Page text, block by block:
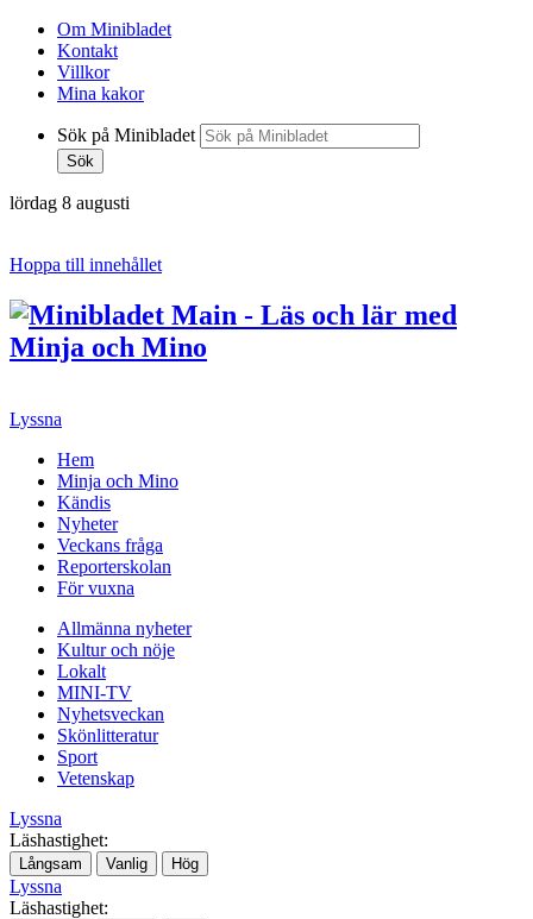
Om Minibladet
Kontakt
Villkor
Mina kakor
Sök på Minibladet
Sök
lördag 8 augusti
Hoppa till innehållet
Lyssna
Hem
Minja och Mino
Kändis
Nyheter
Veckans fråga
Reporterskolan
För vuxna
Allmänna nyheter
Kultur och nöje
Lokalt
MINI-TV
Nyhetsveckan
Skönlitteratur
Sport
Vetenskap
Lyssna
Läshastighet:
Långsam Vanlig Hög
Lyssna
Läshastighet: